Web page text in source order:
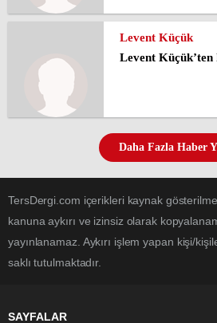
Levent Küçük
Levent Küçük’ten
Daha Fazla Haber
TersDergi.com içerikleri kaynak
kanuna aykırı ve izinsiz olarak
yayınlanamaz. Aykırı işlem yapan kişi/
saklı tutulmaktadır.
SAYFALAR